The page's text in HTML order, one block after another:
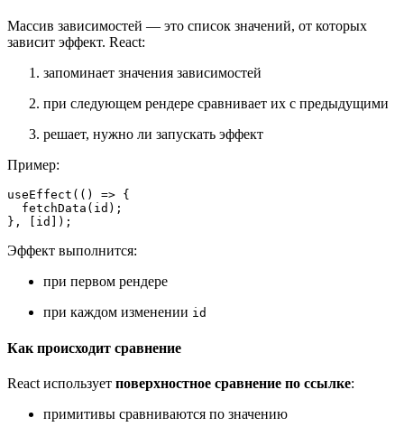
Массив зависимостей — это список значений, от которых
зависит эффект. React:
запоминает значения зависимостей
при следующем рендере сравнивает их с предыдущими
решает, нужно ли запускать эффект
Пример:
useEffect(() => {
  fetchData(
id );
}, [ id
Эффект выполнится:
при первом рендере
при каждом изменении id
Как происходит сравнение
React использует поверхностное сравнение по ссылке:
примитивы сравниваются по значению